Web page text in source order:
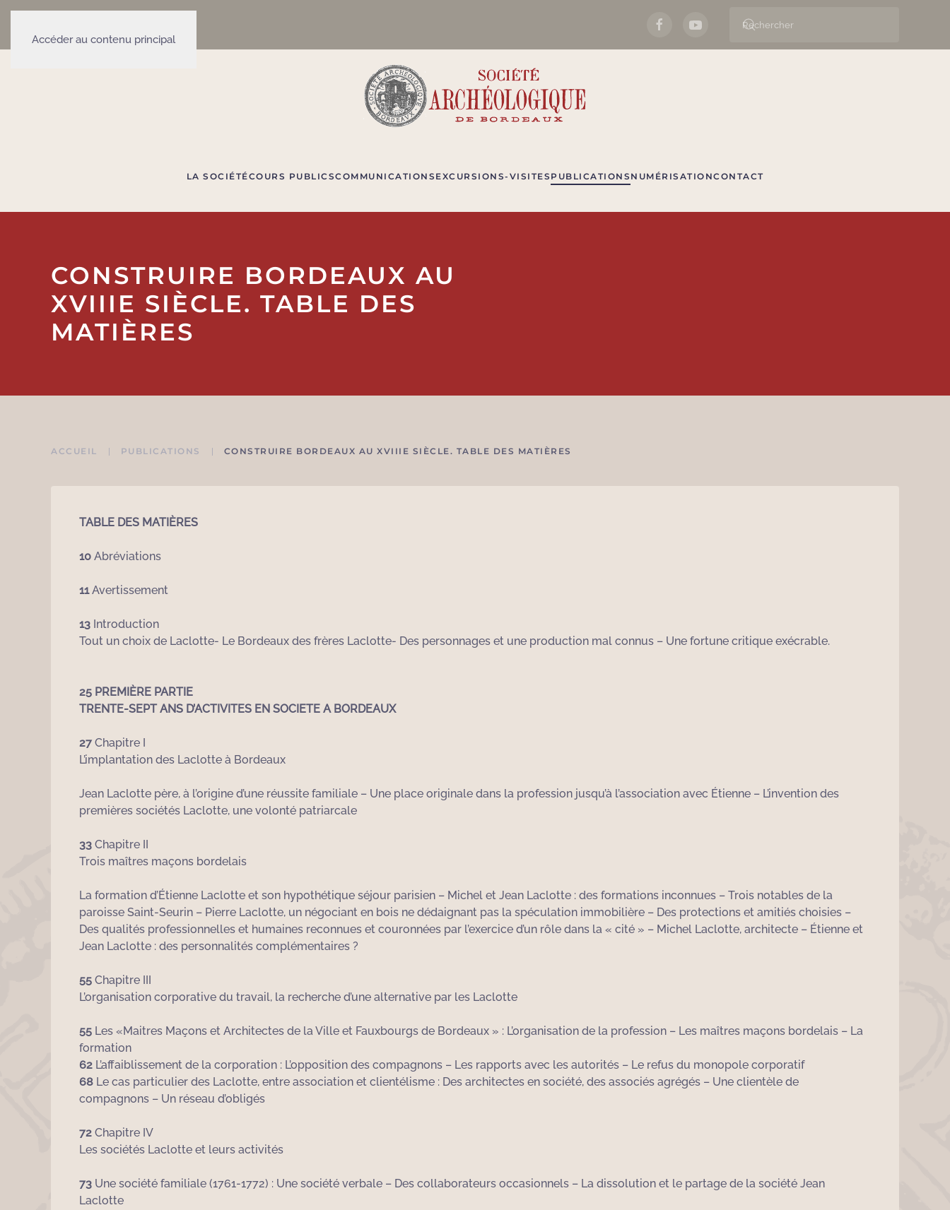
Accéder au contenu principal
LA SOCIÉTÉCOURS PUBLICSCOMMUNICATIONS EXCURSIONS-VISITES PUBLICATIONS NUMÉRISATIONCONTACT
CONSTRUIRE BORDEAUX AU
XVIIIE SIÈCLE. TABLE DES
MATIÈRES
ACCUEIL PUBLICATIONS CONSTRUIRE BORDEAUX AU XVIIIE SIÈCLE. TABLE DES MATIÈRES
TABLE DES MATIÈRES
10 Abréviations
11Avertissement
13 Introduction
Tout un choix de Laclotte- Le Bordeaux des frères Laclotte- Des personnages et une production mal connus – Une fortune critique exécrable.
25 PREMIÈRE PARTIE
TRENTE-SEPT ANS D’ACTIVITES EN SOCIETE A BORDEAUX
27 Chapitre I
L’implantation des Laclotte à Bordeaux
Jean Laclotte père, à l’origine d’une réussite familiale – Une place originale dans la profession jusqu’à l’association avec Étienne – L’invention des
premières sociétés Laclotte, une volonté patriarcale
33 Chapitre II
Trois maîtres maçons bordelais
La formation d’Étienne Laclotte et son hypothétique séjour parisien – Michel et Jean Laclotte : des formations inconnues – Trois notables de la
paroisse Saint-Seurin – Pierre Laclotte, un négociant en bois ne dédaignant pas la spéculation immobilière – Des protections et amitiés choisies –
Des qualités professionnelles et humaines reconnues et couronnées par l’exercice d’un rôle dans la « cité » – Michel Laclotte, architecte – Étienne et
Jean Laclotte : des personnalités complémentaires ?
55 Chapitre III
L’organisation corporative du travail, la recherche d’une alternative par les Laclotte
55 Les «Maitres Maçons et Architectes de la Ville et Fauxbourgs de Bordeaux » : L’organisation de la profession – Les maîtres maçons bordelais – La
formation
62 L’affaiblissement de la corporation : L’opposition des compagnons – Les rapports avec les autorités – Le refus du monopole corporatif
68 Le cas particulier des Laclotte, entre association et clientélisme : Des architectes en société, des associés agrégés – Une clientèle de
compagnons – Un réseau d’obligés
72 Chapitre IV
Les sociétés Laclotte et leurs activités
73 Une société familiale (1761-1772) : Une société verbale – Des collaborateurs occasionnels – La dissolution et le partage de la société Jean
Laclotte